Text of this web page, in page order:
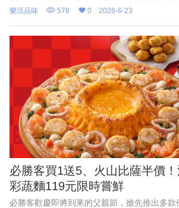
請大小朋友在暑假一起走進森林，享受奧萬大
與豐富的自然生態。
樂活品味 578 0 2026-6-23
必勝客買1送5、火山比薩半價
彩蔬麵119元限時嘗鮮
必勝客歡慶即將到來的父親節，搶先推出多款